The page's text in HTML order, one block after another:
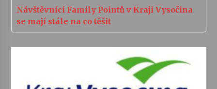
Návštěvníci Family Pointů v Kraji Vysočina
se mají stále na co těšit